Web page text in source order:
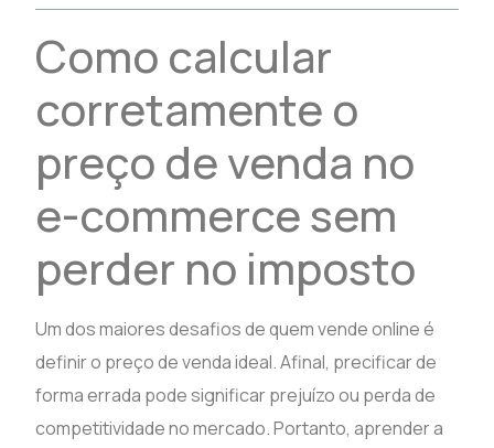
Como calcular
corretamente o
preço de venda no
e-commerce sem
perder no imposto
Um dos maiores desafios de quem vende online é
definir o preço de venda ideal. Afinal, precificar de
forma errada pode significar prejuízo ou perda de
competitividade no mercado. Portanto, aprender a